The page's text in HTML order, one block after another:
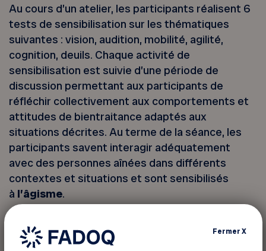
Au cours d’un atelier, les participants réalisent 6
tests de sensibilisation sur les thématiques
suivantes : vision, audition, mobilité, agilité,
cognition, deuils. Chaque activité de
sensibilisation est suivie d’une période de
discussion permettant aux participants de
réfléchir collectivement aux comportements et
attitudes de bientraitance adaptés aux
situations décrites. Au terme de la séance, les
participants savent interagir adéquatement
avec des personnes aînées dans différents
contextes et situations et sont sensibilisés
à l’âgisme.
C’est dans le cadre de l’Entente spécifique sur
l’adaptation régionale pour l’amélioration des
FermerX